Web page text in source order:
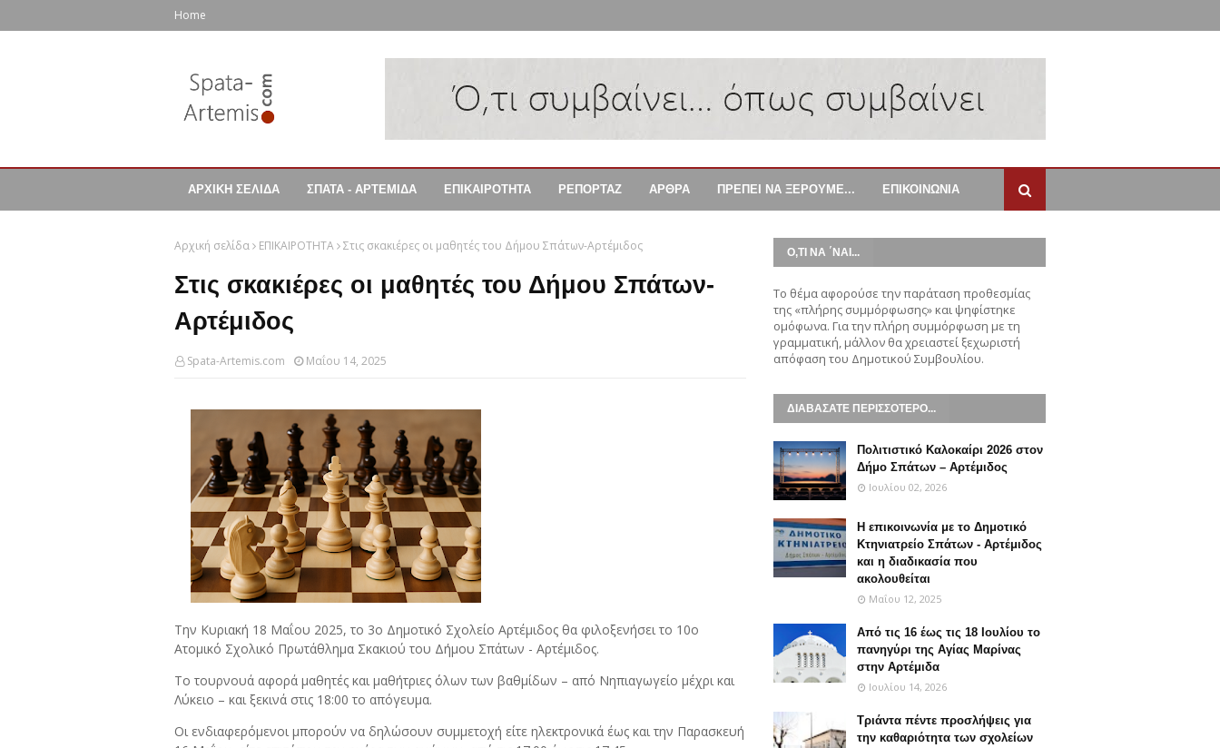
Home
ΑΡΧΙΚΗ ΣΕΛΙΔΑ ΣΠΑΤΑ - ΑΡΤΕΜΙΔΑ ΕΠΙΚΑΙΡΟΤΗΤΑ ΡΕΠΟΡΤΑΖ ΑΡΘΡΑ ΠΡΕΠΕΙ ΝΑ ΞΕΡΟΥΜΕ... ΕΠΙΚΟΙΝΩΝΙΑ
Αρχική σελίδα ΕΠΙΚΑΙΡΟΤΗΤΑ Στις σκακιέρες οι μαθητές του Δήμου Σπάτων-Αρτέμιδος
Στις σκακιέρες οι μαθητές του Δήμου Σπάτων-
Αρτέμιδος
Spata-Artemis.com Μαΐου 14, 2025
Την Κυριακή 18 Μαΐου 2025, το 3ο Δημοτικό Σχολείο Αρτέμιδος θα φιλοξενήσειτο 10ο
Ατομικό Σχολικό Πρωτάθλημα Σκακιού του Δήμου Σπάτων - Αρτέμιδος.
Το τουρνουά αφορά μαθητές καιμαθήτριες όλων των βαθμίδων – από Νηπιαγωγείο μέχρικαι
Λύκειο – καιξεκινά στις 18:00 το απόγευμα.
Οι ενδιαφερόμενοιμπορούν να δηλώσουν συμμετοχή είτε ηλεκτρονικά έως καιτην Παρασκευή
Ο,ΤΙ ΝΑ ΄ΝΑΙ...
Το θέμα αφορούσε την παράταση προθεσμίας
της «πλήρης συμμόρφωσης» και ψηφίστηκε
ομόφωνα. Για την πλήρη συμμόρφωση με τη
γραμματική, μάλλον θα χρειαστεί ξεχωριστή
απόφαση του Δημοτικού Συμβουλίου.
ΔΙΑΒΑΣΑΤΕ ΠΕΡΙΣΣΟΤΕΡΟ...
Πολιτιστικό Καλοκαίρι 2026 στον
Δήμο Σπάτων – Αρτέμιδος
Ιουλίου 02, 2026
Η επικοινωνία με το Δημοτικό
Κτηνιατρείο Σπάτων - Αρτέμιδος
και η διαδικασία που
ακολουθείται
Μαΐου 12, 2025
Από τις 16 έως τις 18 Ιουλίου το
πανηγύρι της Αγίας Μαρίνας
στην Αρτέμιδα
Ιουλίου 14, 2026
Τριάντα πέντε προσλήψεις για
την καθαριότητα των σχολείων